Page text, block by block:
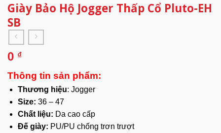
Giày Bảo Hộ Jogger Thấp Cổ Pluto-EH
SB
0 ₫
Thông tin sản phẩm:
Thương hiệu: Jogger
Size: 36 – 47
Chất liệu: Da cao cấp
Đế giày: PU/PU chống trơn trượt